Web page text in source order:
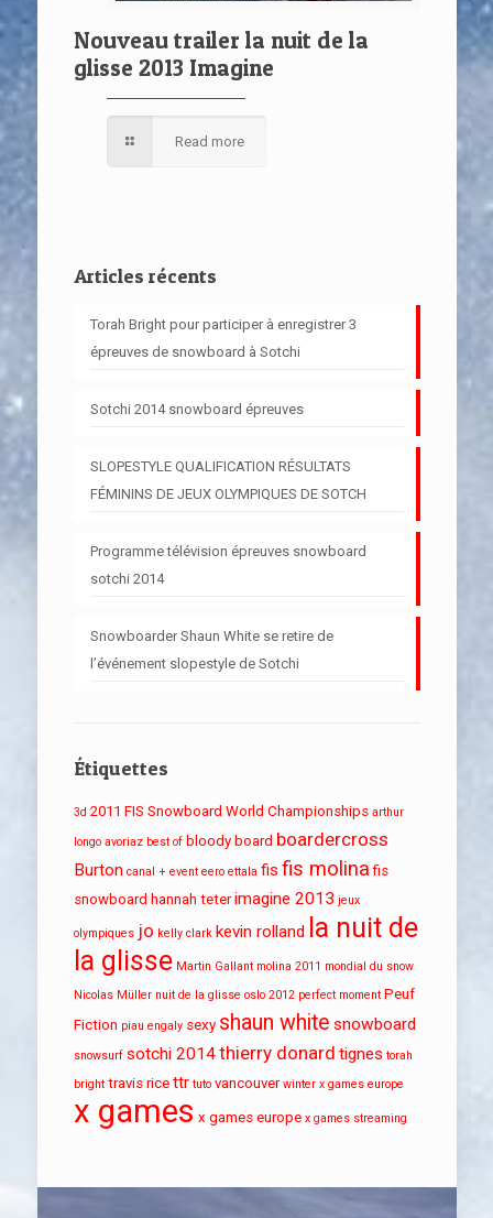
Nouveau trailer la nuit de la
glisse 2013 Imagine
Read more
Articles récents
Torah Bright pour participer à enregistrer 3
épreuves de snowboard à Sotchi
Sotchi 2014 snowboard épreuves
SLOPESTYLE QUALIFICATION RÉSULTATS
FÉMININS DE JEUX OLYMPIQUES DE SOTCH
Programme télévision épreuves snowboard
sotchi 2014
Snowboarder Shaun White se retire de
l’événement slopestyle de Sotchi
Étiquettes
3d 2011 FIS Snowboard World Championships arthur
longo avoriaz best of bloody board boardercross
Burton canal + event eero ettala fis fis molina fis
snowboard hannah teter imagine 2013 jeux
olympiques jo kelly clark kevin rolland la nuit de
la glisse Martin Gallant molina 2011 mondial du snow
Nicolas Müller nuit de la glisse oslo 2012 perfect moment Peuf
Fiction piau engaly sexy shaun white snowboard
snowsurf sotchi 2014thierry donard tignes torah
bright travis rice ttr tuto vancouver winter x games europe
x games x games europe x games streaming